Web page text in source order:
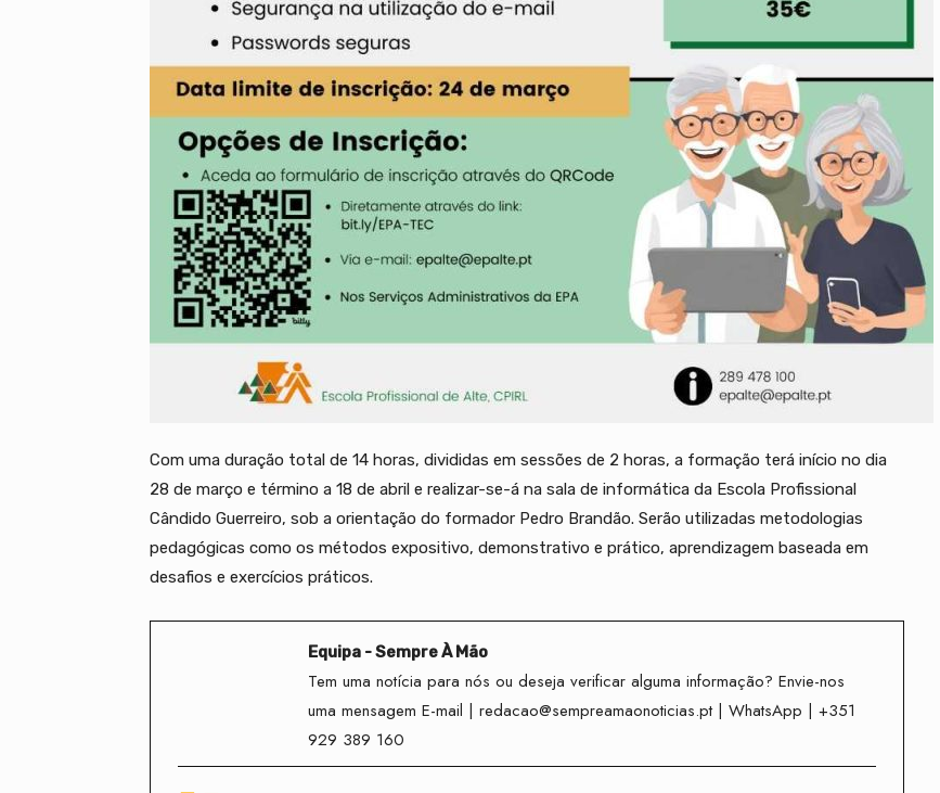
Com uma duração total de 14 horas, divididas em sessões de 2 horas, a formação terá início no dia
28 de março e término a 18 de abril e realizar-se-á na sala de informática da Escola Profissional
Cândido Guerreiro, sob a orientação do formador Pedro Brandão. Serão utilizadas metodologias
pedagógicas como os métodos expositivo, demonstrativo e prático, aprendizagem baseada em
desafios e exercícios práticos.
Equipa - Sempre À Mão
Tem uma notícia para nós ou deseja verificar alguma informação? Envie-nos
uma mensagem E-mail | redacao@sempreamaonoticias.pt | WhatsApp | +351
929 389 160